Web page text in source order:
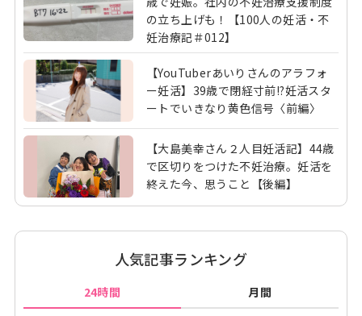
の立ち上げも！【100人の妊活・不
妊治療記＃012】
【YouTuberあいりさんのアラフォ
ー妊活】39歳で閉経寸前!?妊活スタ
ートでいきなり黄色信号〈前編〉
【大島美幸さん２人目妊活記】44歳
で区切りをつけた不妊治療。妊活を
終えた今、思うこと【後編】
人気記事ランキング
24時間 月間